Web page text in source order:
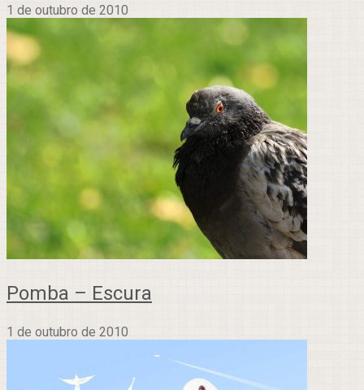
1 de outubro de 2010
Pomba – Escura
1 de outubro de 2010